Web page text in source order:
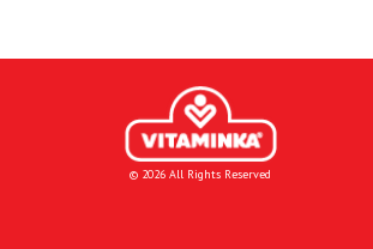
© 2026 All Rights Reserved